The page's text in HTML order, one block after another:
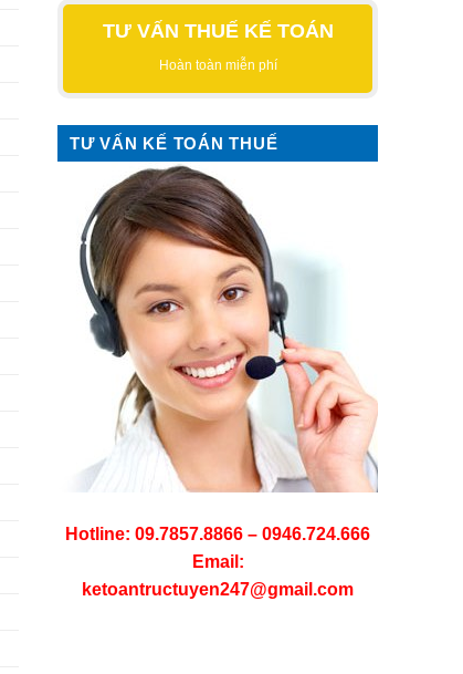
TƯ VẤN THUẾ KẾ TOÁN
Hoàn toàn miễn phí
TƯ VẤN KẾ TOÁN THUẾ
Hotline: 09.7857.8866 – 0946.724.666
Email:
ketoantructuyen247@gmail.com